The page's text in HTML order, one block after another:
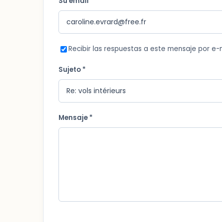
Recibir las respuestas a este mensaje por e-
Sujeto *
Mensaje *